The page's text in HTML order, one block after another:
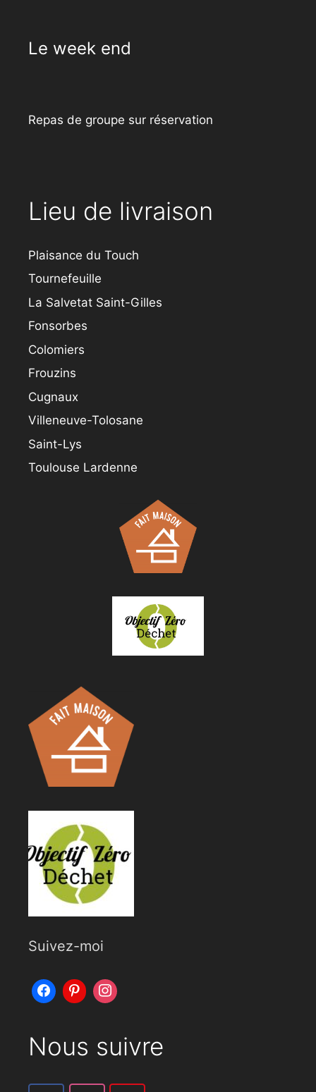
Le week end
Repas de groupe sur réservation
Lieu de livraison
Plaisance du Touch
Tournefeuille
La Salvetat Saint-Gilles
Fonsorbes
Colomiers
Frouzins
Cugnaux
Villeneuve-Tolosane
Saint-Lys
Toulouse Lardenne
Suivez-moi
Nous suivre